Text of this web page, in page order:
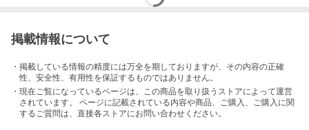
掲載情報について
・掲載している情報の精度には万全を期しておりますが、その内容の正確
性、安全性、有用性を保証するものではありません。
・現在ご覧になっているページは、この商品を取り扱うストアによって運営
されています。 ページに記載されている内容や商品、ご購入 、ご購入に関
するご質問は、直接各ストアにお問い合わせください。